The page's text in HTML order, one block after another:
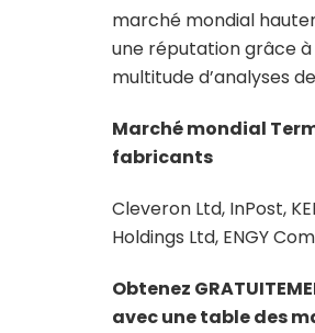
marché mondial
une réputation grâce
multitude d’analyses
Marché mondial
fabricants
Cleveron Ltd, InPost,
Holdings Ltd, ENGY
Obtenez
avec une table des